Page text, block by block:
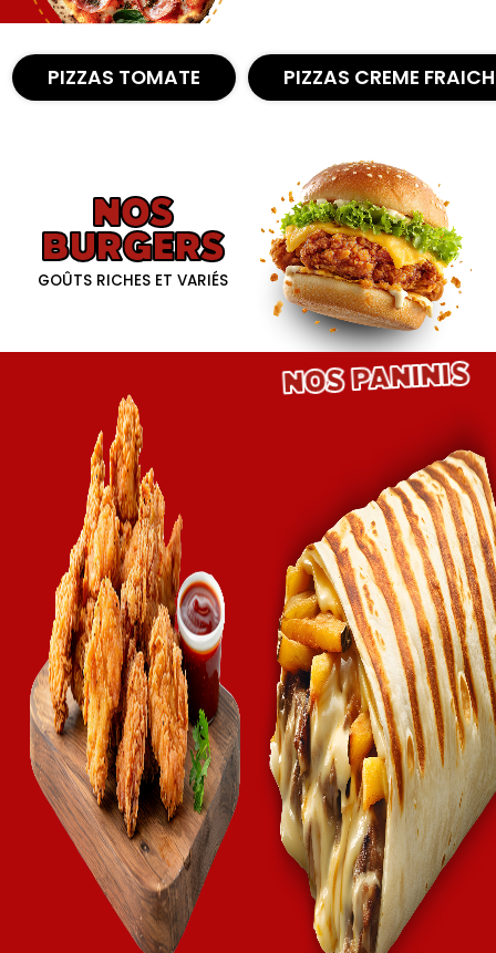
Nous Trouver
Zones de Livraison
PIZZAS TOMATE PIZZAS CREME
NOS
BURGERS
GOÛTS RICHES ET VARIÉS
NOS PANINIS